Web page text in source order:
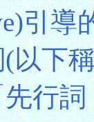
引導
以下
行